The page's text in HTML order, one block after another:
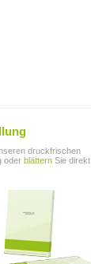
druckfrischen
oder blättern Sie direkt